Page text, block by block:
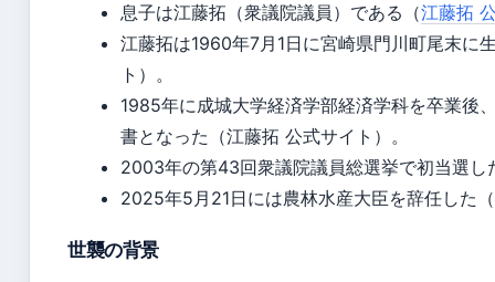
息子は江藤拓（衆議院議員）である（江藤拓
江藤拓は1960年7月1日に宮崎県門川町尾末に
ト）。
1985年に成城大学経済学部経済学科を卒業後
書となった（江藤拓 公式サイト）。
2003年の第43回衆議院議員総選挙で初当選
2025年5月21日には農林水産大臣を辞任した（
世襲の背景